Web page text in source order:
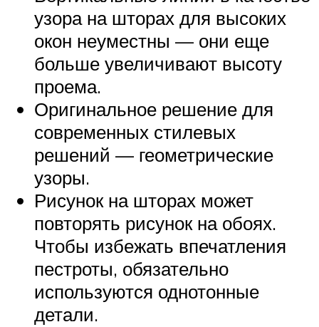
узора на шторах для высоких
окон неуместны — они еще
больше увеличивают высоту
проема.
Оригинальное решение для
современных стилевых
решений — геометрические
узоры.
Рисунок на шторах может
повторять рисунок на обоях.
Чтобы избежать впечатления
пестроты, обязательно
используются однотонные
детали.